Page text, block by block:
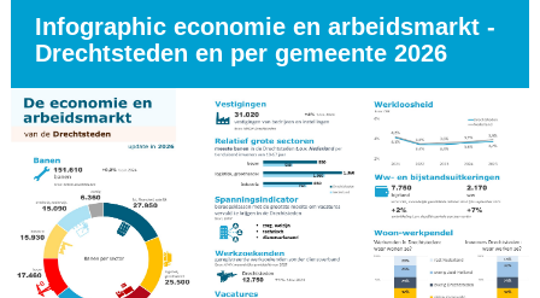
Infographic economie en arbeidsmarkt -
Drechtsteden en per gemeente 2026